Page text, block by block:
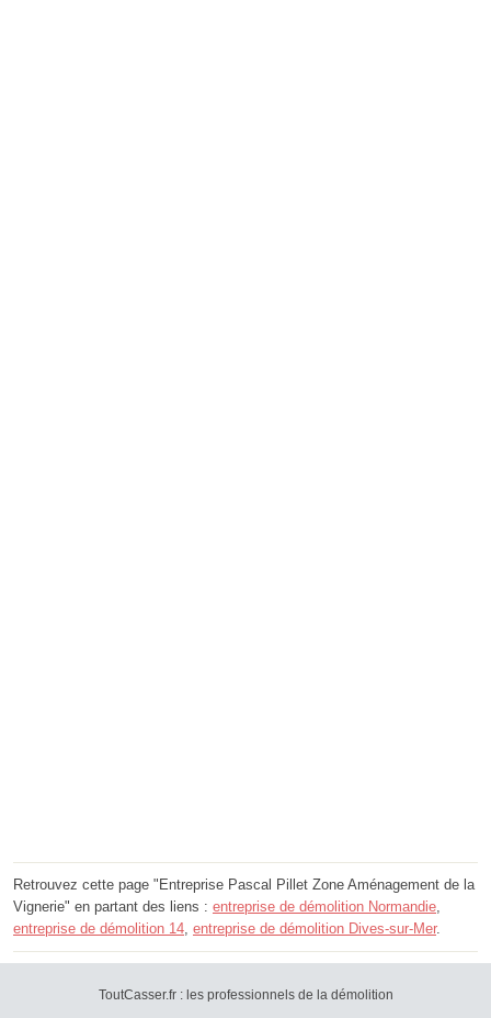
Retrouvez cette page "Entreprise Pascal Pillet Zone Aménagement de la
Vignerie" en partant des liens : entreprise de démolition Normandie,
entreprise de démolition 14, entreprise de démolition Dives-sur-Mer.
ToutCasser.fr : les professionnels de la démolition